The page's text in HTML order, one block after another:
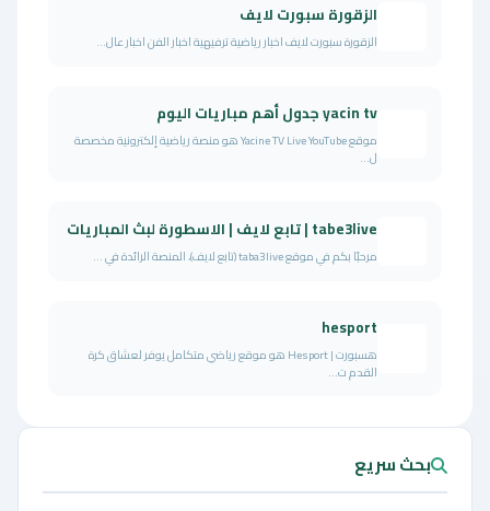
الزقورة سبورت لايف
الزقورة سبورت لايف اخبار رياضية ترفيهية اخبار الفن اخبار عال...
yacin tv جدول أهم مباريات اليوم
موقع Yacine TV Live YouTube هو منصة رياضية إلكترونية مخصصة
ل...
tabe3live | تابع لايف | الاسطورة لبث المباريات
مرحبًا بكم في موقع taba3live (تابع لايف)، المنصة الرائدة في ...
hesport
هسبورت | Hesport هو موقع رياضي متكامل يوفر لعشاق كرة
القدم ت...
بحث سريع